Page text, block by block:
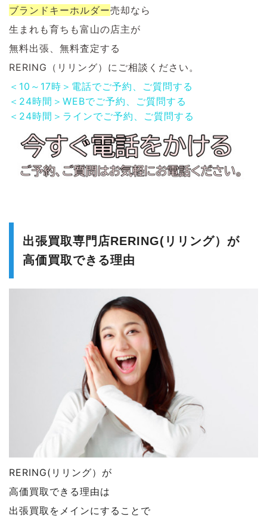
ブランドキーホルダー売却なら
生まれも育ちも富山の店主が
無料出張、無料査定する
RERING（リリング）にご相談ください。
＜10～17時＞電話でご予約、ご質問する
＜24時間＞WEBでご予約、ご質問する
＜24時間＞ラインでご予約、ご質問する
出張買取専門店RERING(リリング）が
高価買取できる理由
RERING(リリング）が
高価買取できる理由は
出張買取をメインにすることで